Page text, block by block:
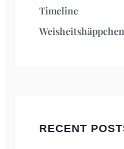
Timeline
Weisheitshäppchen
RECENT